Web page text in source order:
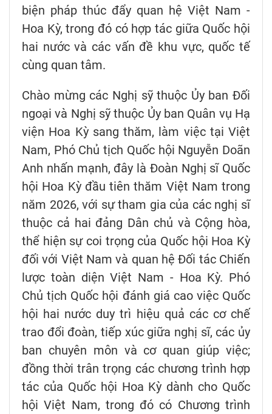
biện pháp thúc đẩy quan hệ Việt Nam -
Hoa Kỳ, trong đó có hợp tác giữa Quốc hội
hai nước và các vấn đề khu vực, quốc tế
cùng quan tâm.
Chào mừng các Nghị sỹ thuộc Ủy ban Đối
ngoại và Nghị sỹ thuộc Ủy ban Quân vụ Hạ
viện Hoa Kỳ sang thăm, làm việc tại Việt
Nam, Phó Chủ tịch Quốc hội Nguyễn Doãn
Anh nhấn mạnh, đây là Đoàn Nghị sĩ Quốc
hội Hoa Kỳ đầu tiên thăm Việt Nam trong
năm 2026, với sự tham gia của các nghị sĩ
thuộc cả hai đảng Dân chủ và Cộng hòa,
thể hiện sự coi trọng của Quốc hội Hoa Kỳ
đối với Việt Nam và quan hệ Đối tác Chiến
lược toàn diện Việt Nam - Hoa Kỳ. Phó
Chủ tịch Quốc hội đánh giá cao việc Quốc
hội hai nước duy trì hiệu quả các cơ chế
trao đổi đoàn, tiếp xúc giữa nghị sĩ, các ủy
ban chuyên môn và cơ quan giúp việc;
đồng thời trân trọng các chương trình hợp
tác của Quốc hội Hoa Kỳ dành cho Quốc
hội Việt Nam, trong đó có Chương trình